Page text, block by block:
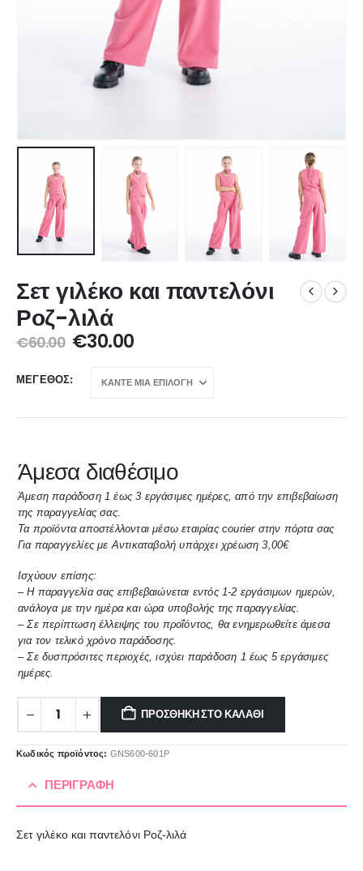
Σετ γιλέκο και παντελόνι
Ροζ-λιλά
€60.00 €30.00
ΜΈΓΕΘΟΣ
Άμεσα διαθέσιμο
Άμεση παράδοση 1 έως 3 εργάσιμες ημέρες, από την επιβεβαίωση
της παραγγελίας σας.
Τα προϊόντα αποστέλλονται μέσω εταιρίας courier στην πόρτα σας
Για παραγγελίες με Αντικαταβολή υπάρχει χρέωση 3,00€
Ισχύουν επίσης:
– Η παραγγελία σας επιβεβαιώνεται εντός 1-2 εργάσιμων ημερών,
ανάλογα με την ημέρα και ώρα υποβολής της παραγγελίας.
– Σε περίπτωση έλλειψης του προΐόντος, θα ενημερωθείτε άμεσα
για τον τελικό χρόνο παράδοσης.
– Σε δυσπρόσιτες περιοχές, ισχύει παράδοση 1 έως 5 εργάσιμες
ημέρες.
ΠΡΟΣΘΉΚΗ ΣΤΟ ΚΑΛΆΘΙ
Κωδικός προϊόντος: GNS600-601Ρ
ΠΕΡΙΓΡΑΦΉ
Σετ γιλέκο και παντελόνι Ροζ-λιλά